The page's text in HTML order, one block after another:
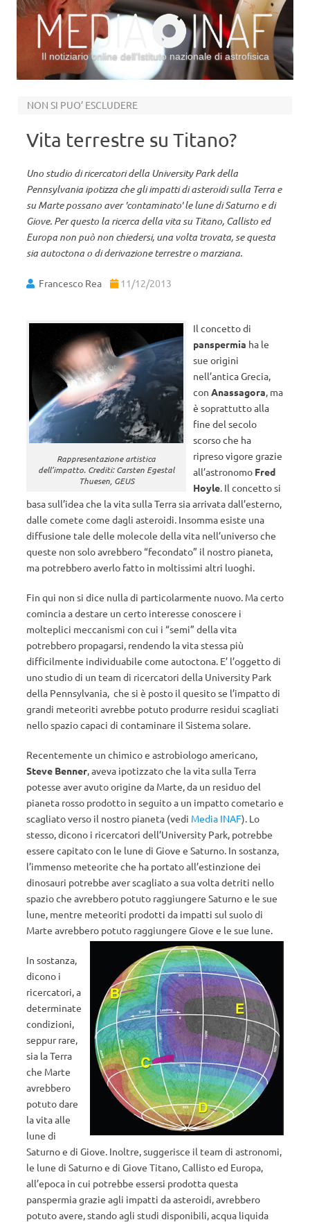
Il notiziario online dell’Istituto nazionale di astrofisica
NON SI PUO’ ESCLUDERE
Vita terrestre su Titano?
Uno studio di ricercatori della University Park della
Pennsylvania ipotizza che gli impatti di asteroidi sulla Terra e
su Marte possano aver 'contaminato' le lune di Saturno e di
Giove. Per questo la ricerca della vita su Titano, Callisto ed
Europa non può non chiedersi, una volta trovata, se questa
sia autoctona o di derivazione terrestre o marziana.
Francesco Rea 11/12/2013
Rappresentazione artistica
dell’impatto. Crediti: Carsten Egestal
Thuesen, GEUS
Il concetto di
panspermia ha le
sue origini
nell’antica Grecia,
conAnassagora, ma
è soprattutto alla
fine del secolo
scorso che ha
ripreso vigore grazie
all’astronomo Fred
Hoyle. Il concetto si
basa sull’idea che la vita sulla Terra sia arrivata dall’esterno,
dalle comete come dagli asteroidi. Insomma esiste una
diffusione tale delle molecole della vita nell’universo che
queste non solo avrebbero “fecondato” il nostro pianeta,
ma potrebbero averlo fatto in moltissimi altri luoghi.
Fin qui non si dice nulla di particolarmente nuovo. Ma certo
comincia a destare un certo interesse conoscere i
molteplici meccanismi con cui i “semi” della vita
potrebbero propagarsi, rendendo la vita stessa più
difficilmente individuabile come autoctona. E’ l’oggetto di
uno studio di un team di ricercatori della University Park
della Pennsylvania, che si è posto il quesito se l’impatto di
grandi meteoriti avrebbe potuto produrre residui scagliati
nello spazio capaci di contaminare il Sistema solare.
Recentemente un chimico e astrobiologo americano,
Steve Benner, aveva ipotizzato che la vita sulla Terra
potesse aver avuto origine da Marte, da un residuo del
pianeta rosso prodotto in seguito a un impatto cometario e
scagliato verso il nostro pianeta (vedi Media INAF). Lo
stesso, dicono i ricercatori dell’University Park, potrebbe
essere capitato con le lune di Giove e Saturno. In sostanza,
l’immenso meteorite che ha portato all’estinzione dei
dinosauri potrebbe aver scagliato a sua volta detriti nello
spazio che avrebbero potuto raggiungere Saturno e le sue
lune, mentre meteoriti prodotti da impatti sul suolo di
Marte avrebbero potuto raggiungere Giove e le sue lune.
In sostanza,
dicono i
ricercatori, a
determinate
condizioni,
seppur rare,
sia la Terra
che Marte
avrebbero
potuto dare
la vita alle
lune di
Saturno e di Giove. Inoltre, suggerisce il team di astronomi,
le lune di Saturno e di Giove Titano, Callisto ed Europa,
all’epoca in cui potrebbe essersi prodotta questa
panspermia grazie agli impatti da asteroidi, avrebbero
potuto avere, stando agli studi disponibili, acqua liquida